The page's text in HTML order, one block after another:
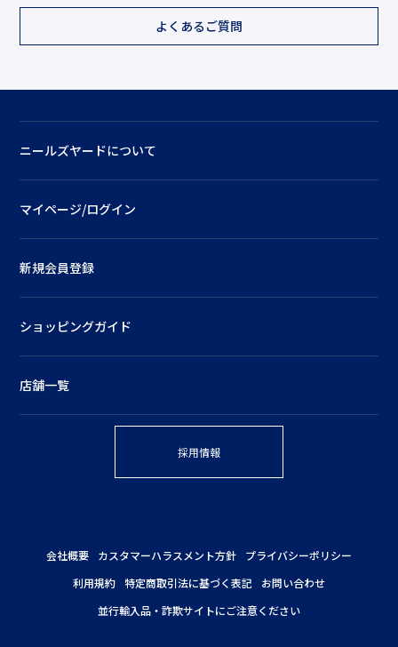
よくあるご質問
ニールズヤードについて
マイページ/ログイン
新規会員登録
ショッピングガイド
店舗一覧
採用情報
会社概要 カスタマーハラスメント方針
プライバシーポリシー
利用規約 特定商取引法に基づく表記
お問い合わせ
並行輸入品・詐欺サイトにご注意ください